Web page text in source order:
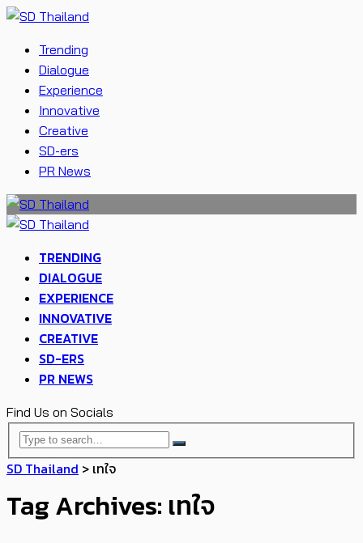
Trending
Dialogue
Experience
Innovative
Creative
SD-ers
PR News
TRENDING
DIALOGUE
EXPERIENCE
INNOVATIVE
CREATIVE
SD-ERS
PR NEWS
Find Us on Socials
SD Thailand > เทใจ
Tag Archives: เทใจ